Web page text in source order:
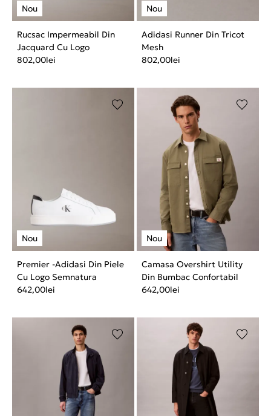
Rucsac Impermeabil Din
Jacquard Cu Logo
802,00lei
Adidasi Runner Din Tricot
Mesh
802,00lei
Premier -Adidasi Din Piele
Cu Logo Semnatura
642,00lei
Camasa Overshirt Utility
Din Bumbac Confortabil
642,00lei